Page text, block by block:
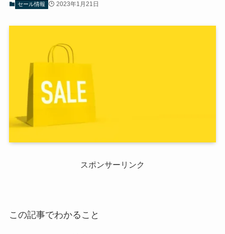
セール情報 2023年1月21日
スポンサーリンク
この記事でわかること